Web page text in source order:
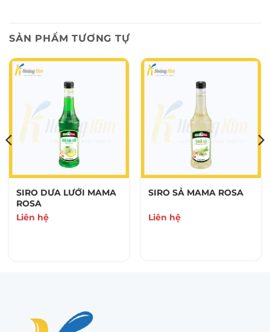
SẢN PHẨM TƯƠNG TỰ
SIRO DƯA LƯỚI MAMA
ROSA
Liên hệ
SIRO SẢ MAMA ROSA
Liên hệ